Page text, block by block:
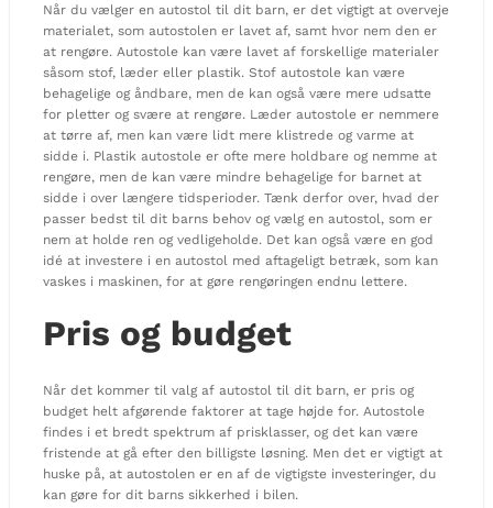
Når du vælger en autostol til dit barn, er det vigtigt at overveje
materialet, som autostolen er lavet af, samt hvor nem den er
at rengøre. Autostole kan være lavet af forskellige materialer
såsom stof, læder eller plastik. Stof autostole kan være
behagelige og åndbare, men de kan også være mere udsatte
for pletter og svære at rengøre. Læder autostole er nemmere
at tørre af, men kan være lidt mere klistrede og varme at
sidde i. Plastik autostole er ofte mere holdbare og nemme at
rengøre, men de kan være mindre behagelige for barnet at
sidde i over længere tidsperioder. Tænk derfor over, hvad der
passer bedst til dit barns behov og vælg en autostol, som er
nem at holde ren og vedligeholde. Det kan også være en god
idé at investere i en autostol med aftageligt betræk, som kan
vaskes i maskinen, for at gøre rengøringen endnu lettere.
Pris og budget
Når det kommer til valg af autostol til dit barn, er pris og
budget helt afgørende faktorer at tage højde for. Autostole
findes i et bredt spektrum af prisklasser, og det kan være
fristende at gå efter den billigste løsning. Men det er vigtigt at
huske på, at autostolen er en af de vigtigste investeringer, du
kan gøre for dit barns sikkerhed i bilen.